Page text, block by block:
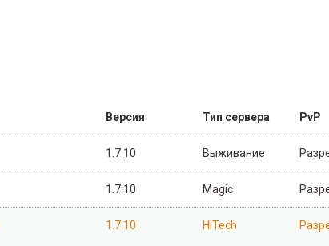
Версия Тип сервера PvP
1.7.10 Выживание
1.7.10 Magic
1.7.10 HiTech